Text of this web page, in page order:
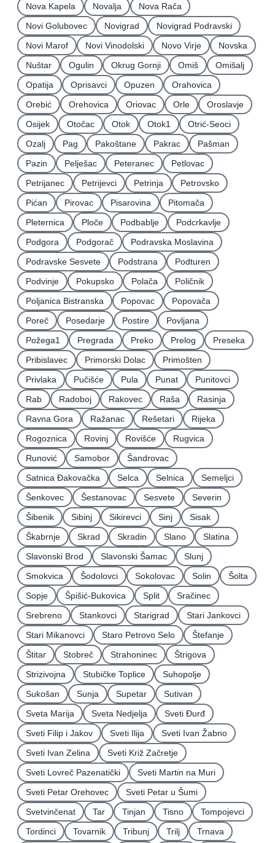
Nova Kapela
Novalja
Nova Rača
Novi Golubovec
Novigrad
Novigrad Podravski
Novi Marof
Novi Vinodolski Novo Virje
Novska
Nuštar
Ogulin Okrug Gornji Omiš
Omišalj
Opatija
Oprisavci Opuzen
Orahovica
Orebić
Orehovica Oriovac Orle
Oroslavje
Osijek
Otočac Otok Otok1
Otrić-Seoci
Ozalj
Pag Pakoštane Pakrac
Pašman
Pazin
Pelješac Peteranec
Petlovac
Petrijanec
Petrijevci Petrinja
Petrovsko
Pićan
Pirovac Pisarovina
Pitomača
Pleternica
Ploče Podbablje
Podcrkavlje
Podgora
Podgorač
Podravska Moslavina
Podravske Sesvete
Podstrana
Podturen
Podvinje
Pokupsko Polača
Poličnik
Poljanica Bistranska
Popovac
Popovača
Poreč
Posedarje Postire
Povljana
Požega1
Pregrada Preko Prelog
Preseka
Pribislavec
Primorski Dolac
Primošten
Privlaka
Pučišće Pula Punat
Punitovci
Rab
Radoboj Rakovec Raša
Rasinja
Ravna Gora
Ražanac Rešetari
Rijeka
Rogoznica
Rovinj Rovišće
Rugvica
Runović
Samobor
Šandrovac
Satnica Ðakovačka
Selca Selnica
Semeljci
Šenkovec
Šestanovac Sesvete
Severin
Šibenik
Sibinj Sikirevci Sinj
Sisak
Škabrnje
Skrad Skradin Slano
Slatina
Slavonski Brod
Slavonski Šamac
Slunj
Smokvica
Šodolovci Sokolovac Solin
Šolta
Sopje
Špišić-Bukovica Split
Sračinec
Srebreno
Stankovci Starigrad
Stari Jankovci
Stari Mikanovci
Staro Petrovo Selo
Štefanje
Štitar
Stobreč Strahoninec
Štrigova
Strizivojna
Stubičke Toplice
Suhopolje
Sukošan
Sunja Supetar
Sutivan
Sveta Marija
Sveta Nedjelja
Sveti Ðurđ
Sveti Filip i Jakov
Sveti Ilija
Sveti Ivan Žabno
Sveti Ivan Zelina
Sveti Križ Začretje
Sveti Lovreč Pazenatički
Sveti Martin na Muri
Sveti Petar Orehovec
Sveti Petar u Šumi
Svetvinčenat
Tar Tinjan Tisno
Tompojevci
Tordinci
Tovarnik Tribunj Trilj
Trnava